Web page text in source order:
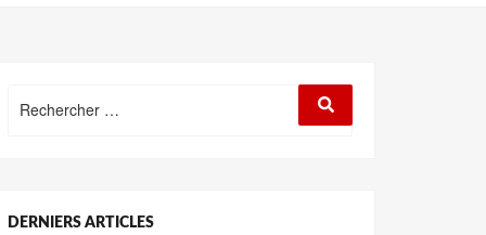
Rechercher
DERNIERS ARTICLES